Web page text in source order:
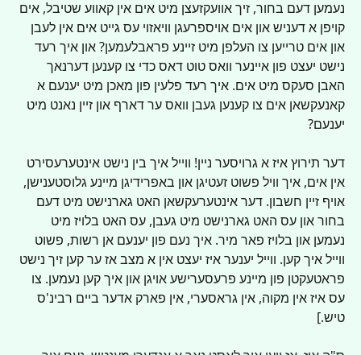
נעמען דעם בחור, זיך אוועקזעצן מיט אים אין קאווע שטיבל, אים
קויפן א דעניש און אים אויספרעגן וויאזוי עס גייט אים אין לעבן
און אים טרייען צו העלפן מיט זיינע פראבלעמען? און איך רעד
נישט יעצט פון איינער וואס טוט דאס כדי צו קענען דערנאך
האבן סעקס מיט אים. איך רעד פלעין פון מאכן מיט יענעם א
קאנעקשאן אים צו קענען געבן וואס ער דארף און זיין נאנט מיט
יענעם?
דער תירוץ איז א גרויסער ניין! ווייל איך בין נישט אינטערעסירט
אין אים, איך וויל פשוט זעטיגן און באפרידיגן מיינע גלוסטענישן,
אויף זיין חשבון. דער אינטערעקשאן האט גארנישט מיט דעם
בחור און עס האט גארנישט מיט געבן, עס האט בלויז מיט
נעמען און בלויז פאר מיר. איך נעם פון יענעם אן רשות, פשוט
ווייל איך קען. ווייל יענער איז יעצט אין א מצב אז ער קען זיך נישט
פראטעקטן פון מיינע פרעסערישע אויגן און איך קען נעמען. צו
עס איז אין מקוה, אין גראסערי, אין פארק אדער ביים רבינ'ס
טיש.]